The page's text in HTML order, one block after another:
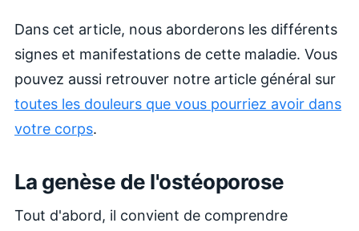
Dans cet article, nous aborderons les différents
signes et manifestations de cette maladie. Vous
pouvez aussi retrouver notre article général sur
toutes les douleurs que vous pourriez avoir dans
votre corps.
La genèse de l'ostéoporose
Tout d'abord, il convient de comprendre